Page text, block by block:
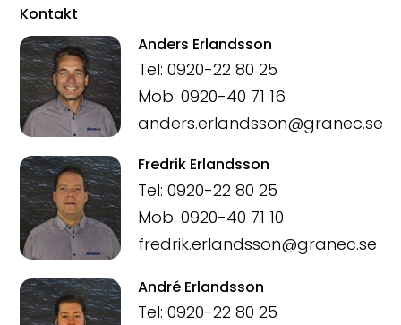
Kontakt
Anders Erlandsson
Tel: 0920-22 80 25
Mob: 0920-40 71 16
anders.erlandsson@granec.se
Fredrik Erlandsson
Tel: 0920-22 80 25
Mob: 0920-40 71 10
fredrik.erlandsson@granec.se
André Erlandsson
Tel: 0920-22 80 25